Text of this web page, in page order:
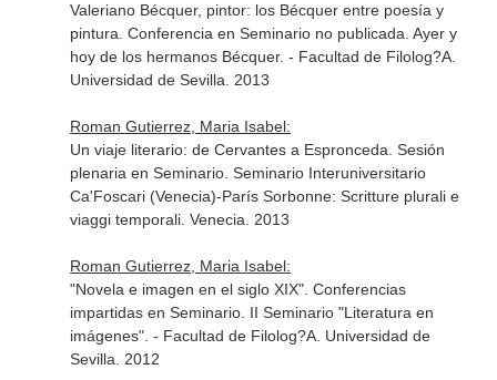
Valeriano Bécquer, pintor: los Bécquer entre poesía y
pintura. Conferencia en Seminario no publicada. Ayer y
hoy de los hermanos Bécquer. - Facultad de Filolog?A.
Universidad de Sevilla. 2013
Roman Gutierrez, Maria Isabel:
Un viaje literario: de Cervantes a Espronceda. Sesión
plenaria en Seminario. Seminario Interuniversitario
Ca'Foscari (Venecia)-París Sorbonne: Scritture plurali e
viaggi temporali. Venecia. 2013
Roman Gutierrez, Maria Isabel:
"Novela e imagen en el siglo XIX". Conferencias
impartidas en Seminario. II Seminario "Literatura en
imágenes". - Facultad de Filolog?A. Universidad de
Sevilla. 2012